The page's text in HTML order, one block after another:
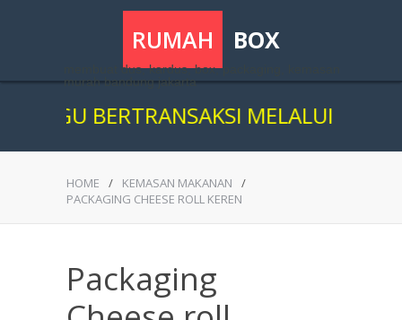
RUMAH BOX
membuat dus, kardus, box, packaging, kemasan
murah bandung jakarta
BERTRANSAKSI MELALUI ONLINE,
HOME / KEMASAN MAKANAN
/
PACKAGING CHEESE ROLL KEREN
Packaging